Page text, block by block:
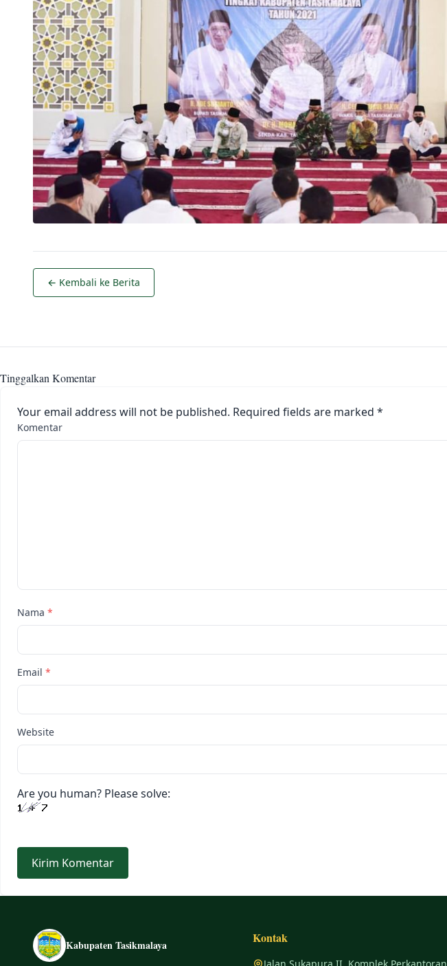
← Kembali ke Berita
Tinggalkan Komentar
Your email address will not be published. Required fields are marked *
Komentar
Nama *
Email *
Website
Are you human? Please solve:
Kabupaten Tasikmalaya Kontak